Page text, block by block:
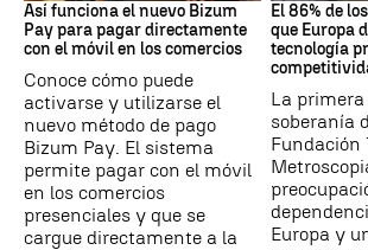
Así funciona el nuevo Bizum
Pay para pagar directamente
con el móvil en los comercios
Conoce cómo puede
activarse y utilizarse el
nuevo método de pago
Bizum Pay. El sistema
permite pagar con el móvil
en los comercios
presenciales y que se
cargue directamente a la
El 86% de
que Europa
tecnología
La
soberanía
Fundación
Europa y